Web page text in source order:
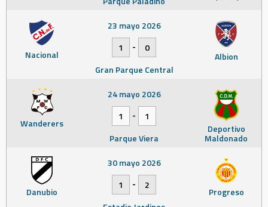
Nacional Albion
23 mayo 2026
1
-
0
Gran Parque Central
Wanderers Deportivo
Maldonado
24 mayo 2026
1
-
1
Parque Viera
Danubio Progreso
30 mayo 2026
1
-
2